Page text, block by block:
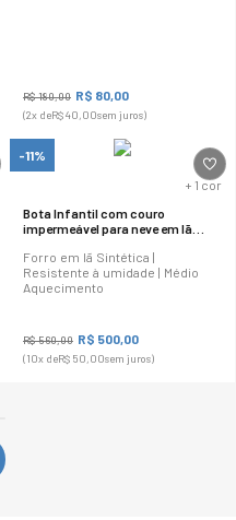
R$180,00 R$ 80,00
(2x deR$40,00sem juros)
-11%
+ 1 cor
Bota Infantil com couro
impermeável para neve em lã
Forro em lã Sintética |
Resistente à umidade | Médio
Aquecimento
R$560,00 R$ 500,00
(10x deR$ 50,00sem juros)